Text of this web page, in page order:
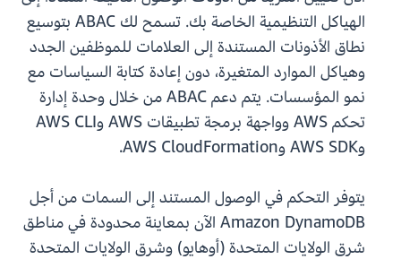
الهياكل التنظيمية الخاصة بك. تسمح لك ABAC بتوسيع
نطاق الأذونات المستندة إلى العلامات للموظفين الجدد
وهياكل الموارد المتغيرة، دون إعادة كتابة السياسات مع
نمو المؤسسات. يتم دعم ABAC من خلال وحدة إدارة
تحكم AWS وواجهة برمجة تطبيقات AWS وAWS CLI
وAWS SDK وAWS CloudFormation.
يتوفر التحكم في الوصول المستند إلى السمات من أجل
Amazon DynamoDB الآن بمعاينة محدودة في مناطق
شرق الولايات المتحدة (أوهايو) وشرق الولايات المتحدة